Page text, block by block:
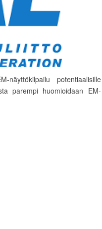
näyttökilpailu potentiaalisille
parempi huomioidaan EM-